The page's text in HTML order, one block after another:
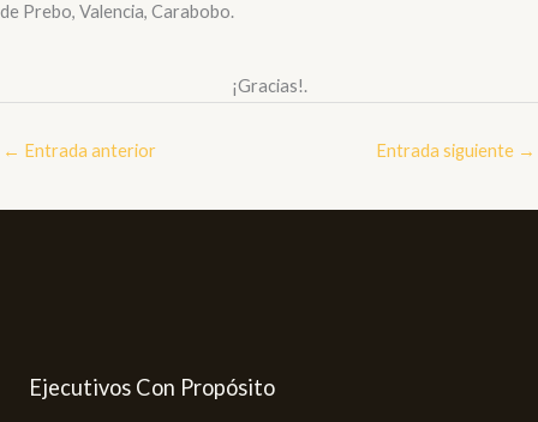
de Prebo, Valencia, Carabobo.
¡Gracias!.
← Entrada anterior Entrada siguiente →
Ejecutivos Con Propósito